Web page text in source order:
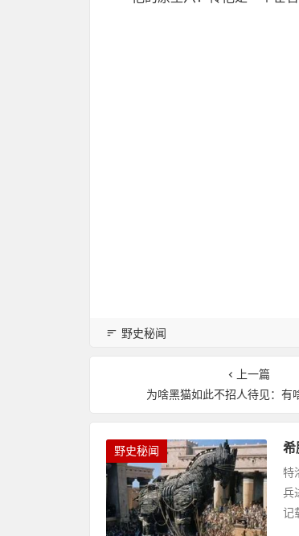
野史秘闻
上一篇
为啥黑猫如此不招人待见：有
野史秘闻 希
特
兵
记